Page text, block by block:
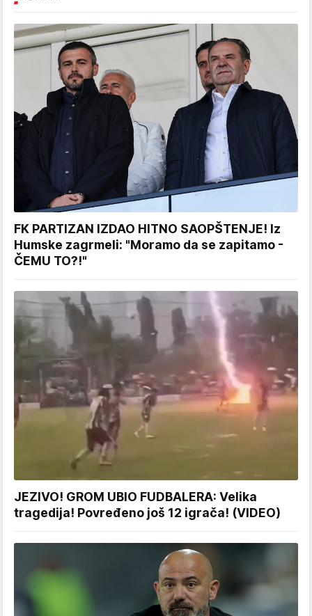
FK PARTIZAN IZDAO HITNO SAOPŠTENJE! Iz
Humske zagrmeli: "Moramo da se zapitamo -
ČEMU TO?!"
JEZIVO! GROM UBIO FUDBALERA: Velika
tragedija! Povređeno još 12 igrača! (VIDEO)